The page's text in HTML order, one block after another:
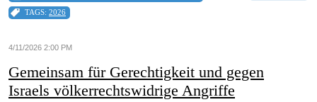
TAGS: 2026
4/11/2026 2:00 PM
Gemeinsam für Gerechtigkeit und gegen
Israels völkerrechtswidrige Angriffe